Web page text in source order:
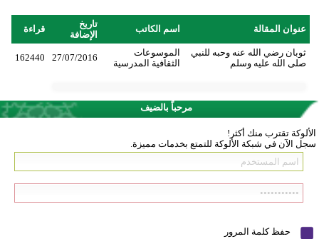
عنوان المقالة اسم الكاتب
تاريخ
الإضافة
قراءة
ثوبان رضي الله عنه وحبه للنبي
صلى الله عليه وسلم
الموسوعات
الثقافية المدرسية
27/07/2016
162440
مرحباً بالضيف
الألوكة تقترب منك أكثر!
سجل الآن في شبكة الألوكة للتمتع بخدمات مميزة.
حفظ كلمة المرور